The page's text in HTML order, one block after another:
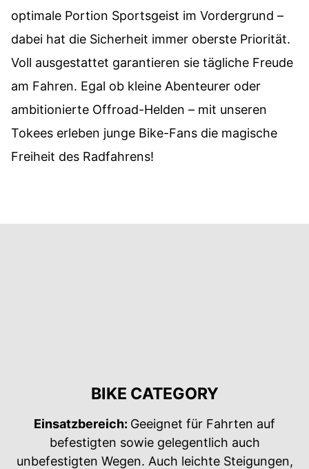
optimale Portion Sportsgeist im Vordergrund –
dabei hat die Sicherheit immer oberste Priorität.
Voll ausgestattet garantieren sie tägliche Freude
am Fahren. Egal ob kleine Abenteurer oder
ambitionierte Offroad-Helden – mit unseren
Tokees erleben junge Bike-Fans die magische
Freiheit des Radfahrens!
BIKE CATEGORY
Einsatzbereich: Geeignet für Fahrten auf
befestigten sowie gelegentlich auch
unbefestigten Wegen. Auch leichte Steigungen,